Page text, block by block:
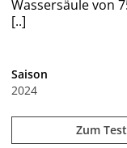
Wassersäule von
[..]
Saison
2024
Zum Test